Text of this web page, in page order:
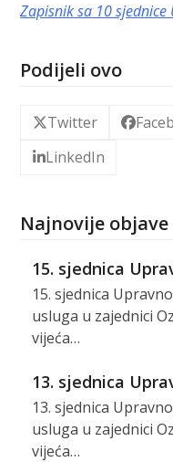
Zapisnik sa 10
Podijeli ovo
Twitter
LinkedIn
Najnovije objave
15. sjednica
15. sjednica
usluga u zajednici
vijeća…
13. sjednica
13. sjednica
usluga u zajednici
vijeća…